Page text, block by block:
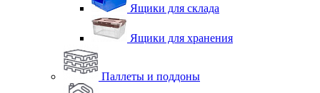
Ящики для склада
Ящики для хранения
Паллеты и поддоны